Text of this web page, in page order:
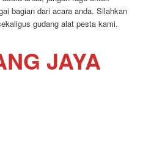
bagian dari acara anda. Silahkan
gudang alat pesta kami.
JAYA